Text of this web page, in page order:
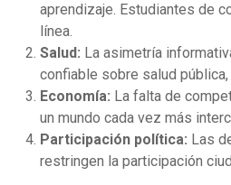
aprendizaje. Estudiantes de
línea.
Salud: La asimetría
confiable sobre salud
Economía: La falta de
un mundo cada vez más
Participación política: Las
restringen la participación